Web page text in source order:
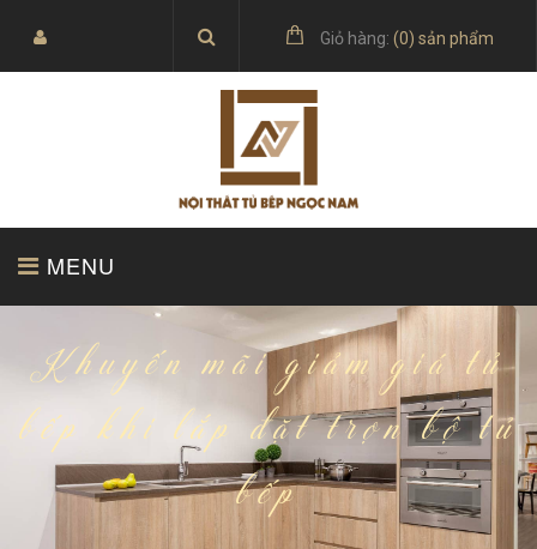
Giỏ hàng: (0) sản phẩm
MENU
SẢN PHẨM
BÁO GIÁ TỦ BẾP ACRYLIC
TỦ BẾP INOX
Khuyến mãi giảm giá tủ
bếp khi lắp đặt trọn bộ tủ
bếp